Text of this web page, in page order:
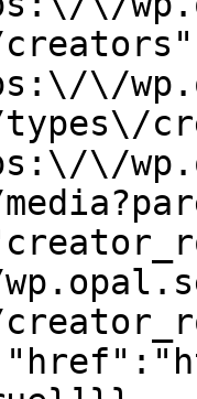
\/
\/